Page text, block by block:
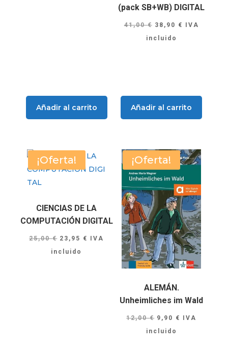
Añadir al carrito
(pack SB+WB) DIGITAL
41,00€ El
precio
38,90 € El
IVA
incluido
Añadir al carrito
¡Oferta!
CIENCIAS DE LA
COMPUTACIÓN DIGITAL
25,00€ El
precio
23,95 € El
IVA
incluido
¡Oferta!
ALEMÁN.
Unheimliches im Wald
12,00€ El
precio
9,90 € El
IVA
incluido